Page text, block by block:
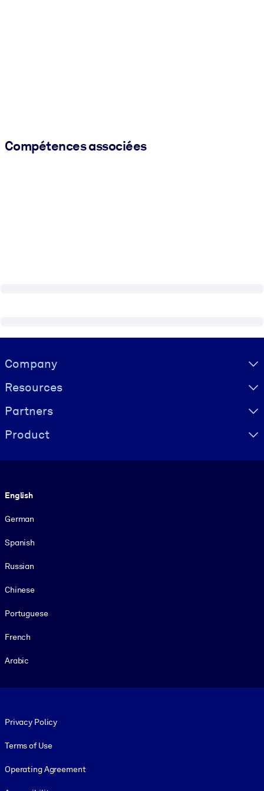
Compétences associées
Visually hidden Text
Company
Resources
Partners
Product
English
German
Spanish
Russian
Chinese
Portuguese
French
Arabic
Privacy Policy
Terms of Use
Operating Agreement